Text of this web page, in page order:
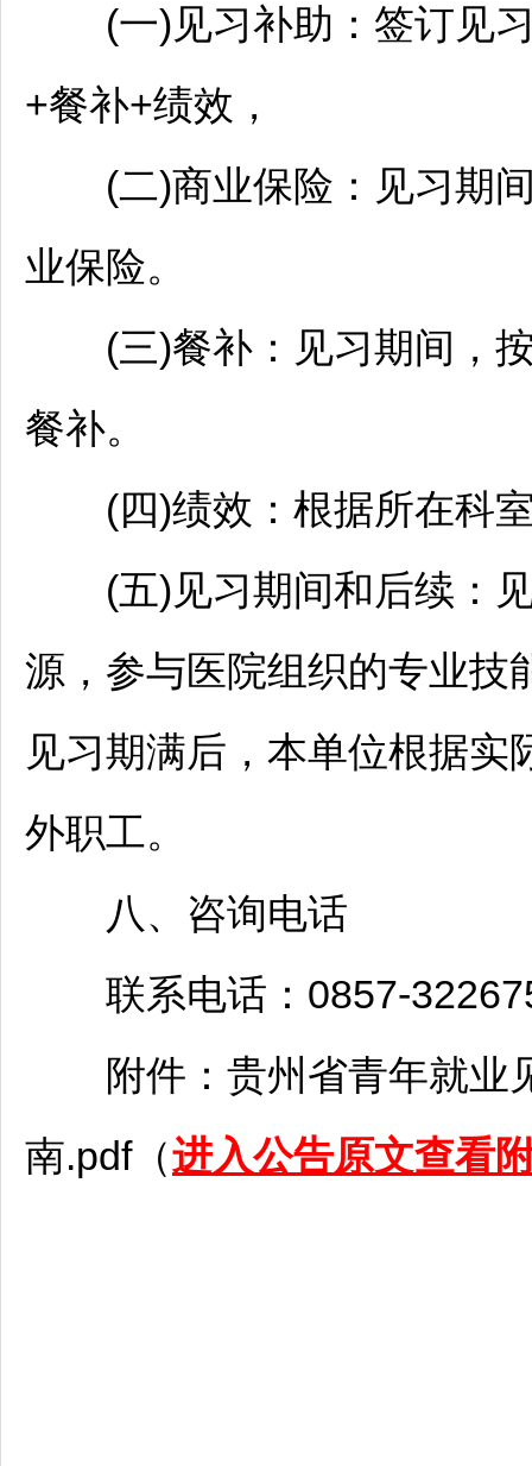
(一)见习补助：签订见习
+餐补+绩效，
(二)商业保险：见习期间
业保险。
(三)餐补：见习期间，按
餐补。
(四)绩效：根据所在科室
(五)见习期间和后续：见
源，参与医院组织的专业技
见习期满后，本单位根据
外职工。
八、咨询电话
联系电话：0857-
附件：贵州省青年就业
南.pdf（进入公告原文查看